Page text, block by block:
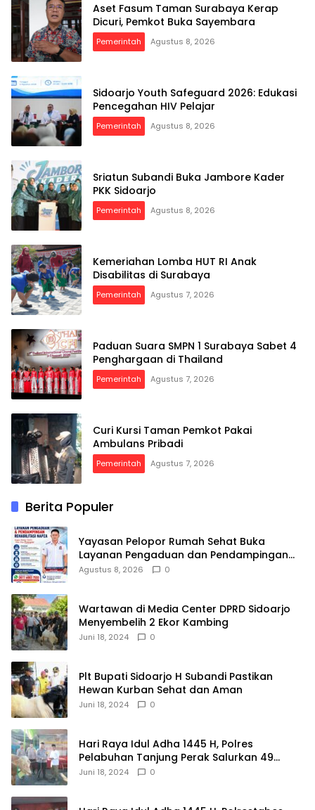
Aset Fasum Taman Surabaya Kerap
Dicuri, Pemkot Buka Sayembara
Pemerintah Agustus 8, 2026
Sidoarjo Youth Safeguard 2026: Edukasi
Pencegahan HIV Pelajar
Pemerintah Agustus 8, 2026
Sriatun Subandi Buka Jambore Kader
PKK Sidoarjo
Pemerintah Agustus 8, 2026
Kemeriahan Lomba HUT RI Anak
Disabilitas di Surabaya
Pemerintah Agustus 7, 2026
Paduan Suara SMPN 1 Surabaya Sabet 4
Penghargaan di Thailand
Pemerintah Agustus 7, 2026
Curi Kursi Taman Pemkot Pakai
Ambulans Pribadi
Pemerintah Agustus 7, 2026
Berita Populer
Yayasan Pelopor Rumah Sehat Buka
Layanan Pengaduan dan Pendampingan
Rehabilitasi NAPZA 24 Jam
Agustus 8, 2026 0
Wartawan di Media Center DPRD Sidoarjo
Menyembelih 2 Ekor Kambing
Juni 18, 2024 0
Plt Bupati Sidoarjo H Subandi Pastikan
Hewan Kurban Sehat dan Aman
Juni 18, 2024 0
Hari Raya Idul Adha 1445 H, Polres
Pelabuhan Tanjung Perak Salurkan 49
Hewan Korban.
Juni 18, 2024 0